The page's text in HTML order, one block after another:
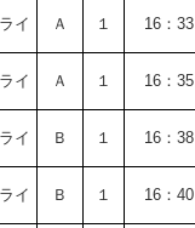
イ Ａ １ 16：33
イ Ａ １ 16：35
イ Ｂ １ 16：38
イ Ｂ １ 16：40